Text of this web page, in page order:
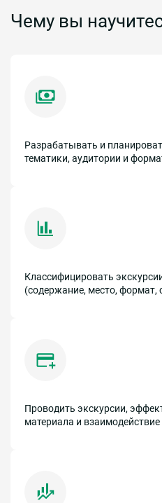
Чему вы
Разрабатывать и
тематики, аудитории и
Классифицировать
(содержание, место, формат,
Проводить экскурсии,
материала и взаимодействие